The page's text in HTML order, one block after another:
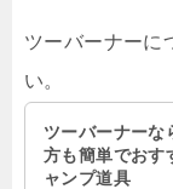
ツーバーナーに
い。
ツーバーナーな
方も簡単でおす
ャンプ道具